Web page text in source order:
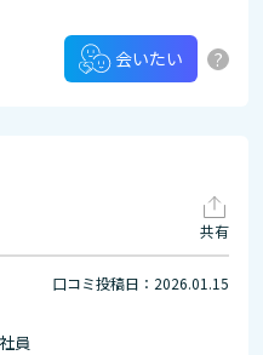
会いたい ?
共有
口コミ投稿日：2026.01.15
員